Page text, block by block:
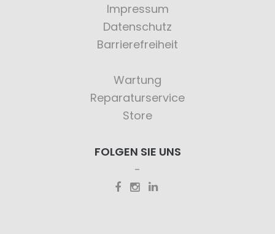
Impressum
Datenschutz
Barrierefreiheit
Wartung
Reparaturservice
Store
FOLGEN SIE UNS